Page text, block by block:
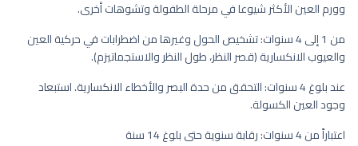
وورم العين الأكثر شيوعا في مرحلة الطفولة وتشوهات أخرى.
من 1 إلى 4 سنوات: تشخيص الحول وغيرها من اضطرابات في حركية العين
والعيوب الانكسارية (قصر النظر، طول النظر والاستجماتيزم).
عند بلوغ 4 سنوات: التحقق من حدة البصر والأخطاء الانكسارية. استبعاد
وجود العين الكسولة.
اعتباراً من 4 سنوات: رقابة سنوية حتى بلوغ 14 سنة